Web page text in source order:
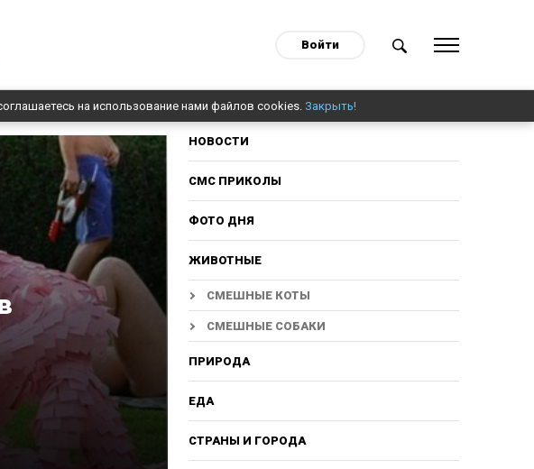
Войти
на использование нами файлов cookies. Закрыть!
НОВОСТИ
СМС ПРИКОЛЫ
ФОТО ДНЯ
ЖИВОТНЫЕ
СМЕШНЫЕ КОТЫ
СМЕШНЫЕ СОБАКИ
ПРИРОДА
ЕДА
СТРАНЫ И ГОРОДА